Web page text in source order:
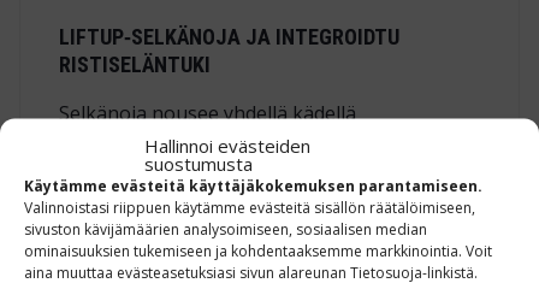
Hallinnoi evästeiden
suostumusta
Käytämme evästeitä käyttäjäkokemuksen parantamiseen.
Valinnoistasi riippuen käytämme evästeitä sisällön räätälöimiseen,
sivuston kävijämäärien analysoimiseen, sosiaalisen median
ominaisuuksien tukemiseen ja kohdentaaksemme markkinointia. Voit
aina muuttaa evästeasetuksiasi sivun alareunan Tietosuoja-linkistä.
LIFTUP‑SELKÄNOJA JA INTEGROIDTU
RISTISELÄNTUKI
Selkänoja nousee yhdellä kädellä
LiftUp‑mekanismilla; samalla
sisäänrakennettu ristiseläntuki siirtyy oikeaan
korkeuteen. Näin alaselkä saa täsmällisen
tuen ilman erillisiä säätimiä.